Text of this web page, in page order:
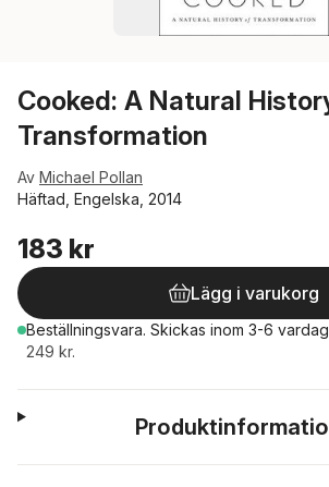
Cooked: A Natural
Transformation
Av Michael Pollan
Häftad, Engelska, 2014
183 kr
Lägg i varukorg
Beställningsvara. Skickas inom 3-6
249 kr.